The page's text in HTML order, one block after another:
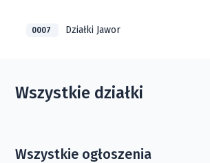
0007 Działki Jawor
Wszystkie działki
Wszystkie ogłoszenia